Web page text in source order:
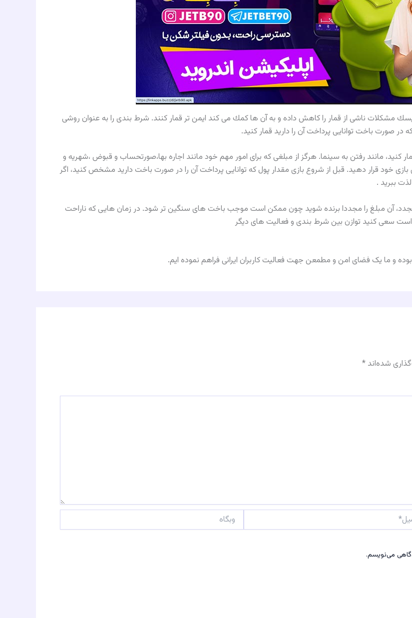
مشكلات ناشى از قمار را كاهش داده و به آن ها كمك مى كند ايمن تر قمار كنند. شرط بندی را به عنوان روشى
در صورت باخت توانايى پرداخت آن را داريد قمار كنيد.
كنيد، مانند رفتن به سينما. هرگز از مبلغى كه براى امور مهم خود مانند اجاره بها،صورتحساب و قبوض ،شهريه و
بازى خود قرار دهيد. قبل از شروع بازى مقدار پول كه توانايى پرداخت آن را در صورت باخت داريد مشخص كنيد، اگر
ببريد .
مجدد، آن مبلغ را مجددا برنده شويد چون ممكن است موجب باخت هاى سنگين تر شود. در زمان هايى كه ناراحت
سعى كنيد توازن بين شرط بندی و فعاليت هاى ديگر
و ما یک فضای امن و مطمعن جهت فعالیت کاربران ایرانی فراهم نموده ایم.
شده‌اند *
می‌نویسم.